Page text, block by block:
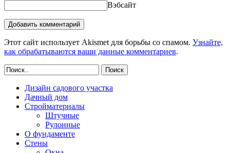
Вэбсайт
Этот сайт использует Akismet для борьбы со спамом. Узнайте,
как обрабатываются ваши данные комментариев.
Поиск
Дизайн садового участка
Дачный дом
Стройматериалы
Штучные
Рулонные
О фундаменте
Стены